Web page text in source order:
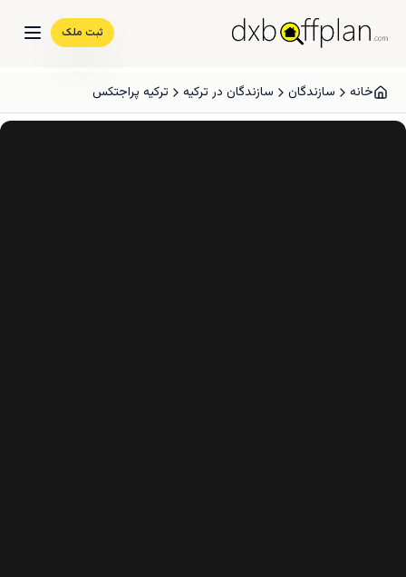
ثبت ملک
خانه سازندگان سازندگان در ترکیه ترکیه پراجتکس